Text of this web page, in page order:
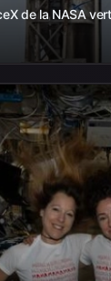
de la NASA